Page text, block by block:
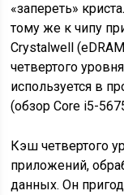
«запереть»
тому же к чипу
Crystalwell
четвертого
используется в
(обзор Core i5-
Кэш четвертого
приложений,
данных. Он